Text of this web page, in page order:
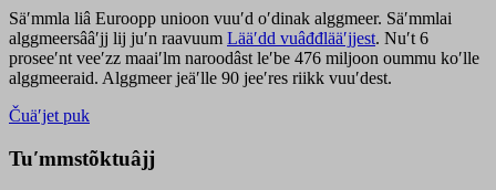
Säʹmmla liâ Euroopp unioon vuuʹd oʹdinak alggmeer. Säʹmmlai
alggmeersââʹjj lij juʹn raavuum Lääʹdd vuâđđlääʹjjest. Nuʹt 6
proseeʹnt veeʹzz maaiʹlm naroodâst leʹbe 476 miljoon oummu koʹlle
alggmeeraid. Alggmeer jeäʹlle 90 jeeʹres riikk vuuʹdest.
Čuäʹjet puk
Tuʹmmstõktuâjj